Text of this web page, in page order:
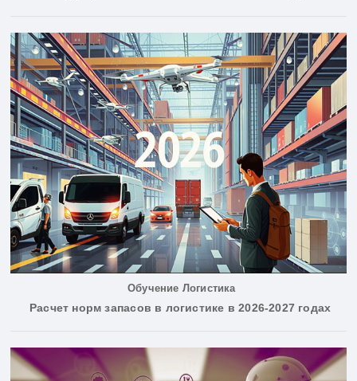
Обучение Логистика
Расчет норм запасов в логистике в 2026-2027 годах